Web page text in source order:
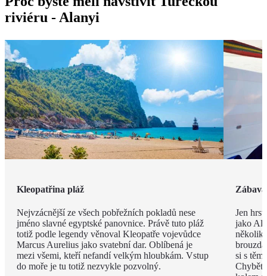
riviéru - Alanyi
Kleopatřina pláž
Nejvzácnější ze všech pobřežních pokladů nese
jméno slavné egyptské panovnice. Právě tuto pláž
totiž podle legendy věnoval Kleopatře vojevůdce
Marcus Aurelius jako svatební dar. Oblíbená je
mezi všemi, kteří nefandí velkým hloubkám. Vstup
do moře je tu totiž nezvykle pozvolný.
Jen
jako
si s
Chybět